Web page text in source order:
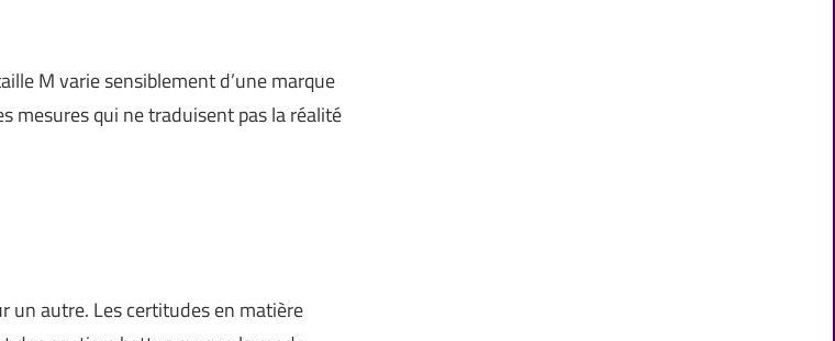
M varie sensiblement d’une marque
mesures qui ne traduisent pas la réalité
un autre. Les certitudes en matière